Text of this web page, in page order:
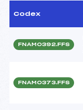
Codex
FNAM0392.FFS
FNAM0373.FFS